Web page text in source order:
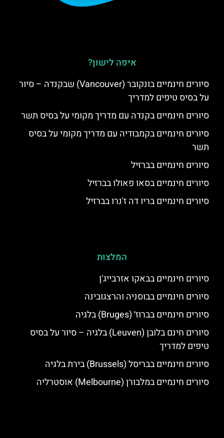
איפה לישון?
סיורים חינמיים בונקובר (Vancouver) שבקנדה – סיור
על בסיס טיפים למדריך
סיורים חינמיים בקנדה עם מדריך מקומי על בסיס תשר
סיורים חינמיים בקמבודיה עם מדריך מקומי על בסיס
תשר
סיורים חינמיים בברזיל
סיורים חינמיים בסאו פאולו בברזיל
סיורים חינמיים בריו דה ז'נרו בברזיל
המלצות
סיורים חינמיים בבאקו אזרבייג'ן
סיורים חינמיים בבוסניה והרצגובינה
סיורים חינמיים בברוז׳ (Bruges) בלגיה
סיורים חינם בלובן (Leuven) בלגיה – סיור על בסיס
טיפים למדריך
סיורים חינמיים בבריסל (Brussels) בירת בלגיה
סיורים חינמיים במלבורן (Melbourne) אוסטרליה